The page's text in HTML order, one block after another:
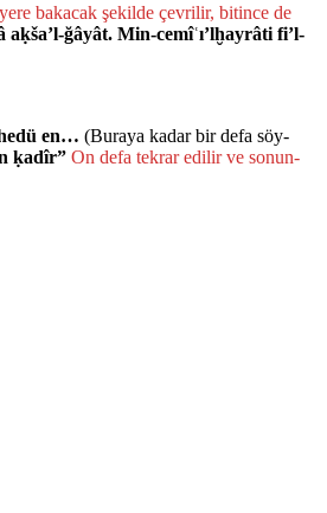
bakacak şekilde çevrilir, bitince de
ğâyât. Min-cemîʿı’lḫayrâti fi’l-
en… (Buraya kadar bir defa söy­
ḳadîr” On defa tekrar edilir ve sonun­